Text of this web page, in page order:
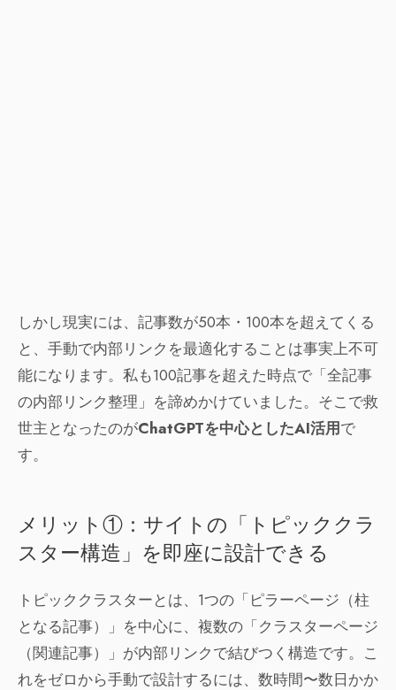
しかし現実には、記事数が50本・100本を超えてくる
と、手動で内部リンクを最適化することは事実上不可
能になります。私も100記事を超えた時点で「全記事
の内部リンク整理」を諦めかけていました。そこで救
世主となったのがChatGPTを中心としたAI活用で
す。
メリット①：サイトの「トピッククラ
スター構造」を即座に設計できる
トピッククラスターとは、1つの「ピラーページ（柱
となる記事）」を中心に、複数の「クラスターページ
（関連記事）」が内部リンクで結びつく構造です。こ
れをゼロから手動で設計するには、数時間〜数日かか